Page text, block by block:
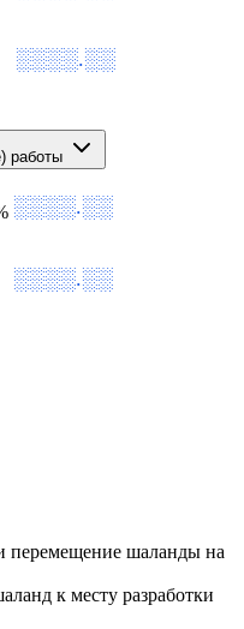
░░░░.░░
работы
░░░░.░░
░░░░.░░
перемещение шаланды на
к месту разработки